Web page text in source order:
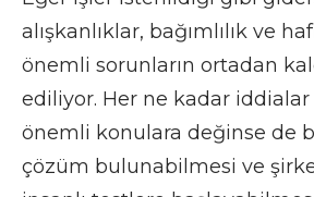
alışkanlıklar, bağımlılık ve
önemli sorunların ortadan
ediliyor. Her ne kadar
önemli konulara değinse de
çözüm bulunabilmesi ve